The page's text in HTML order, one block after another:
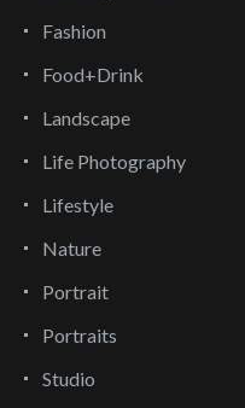
Fashion
Food+Drink
Landscape
Life Photography
Lifestyle
Nature
Portrait
Portraits
Studio